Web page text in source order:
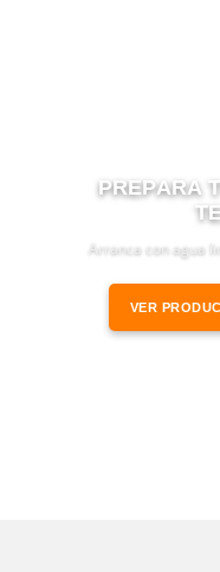
PREPARA
Arranca con agua
VER